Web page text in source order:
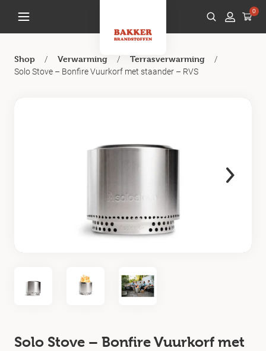
0
Shop / Verwarming / Terrasverwarming
/
Solo Stove – Bonfire Vuurkorf met staander – RVS
Solo Stove – Bonfire Vuurkorf met